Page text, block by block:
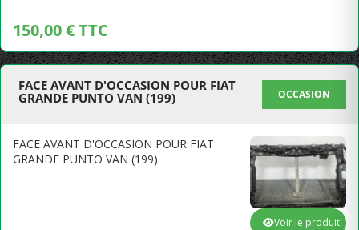
150,00 € TTC
FACE AVANT D'OCCASION POUR FIAT
GRANDE PUNTO VAN (199)
OCCASION
FACE AVANT D'OCCASION POUR FIAT
GRANDE PUNTO VAN (199)
Voir le produit